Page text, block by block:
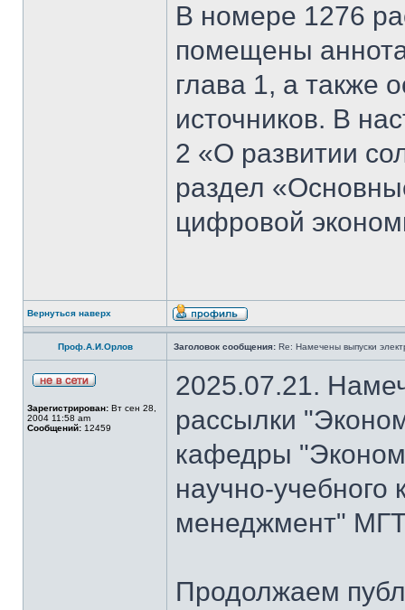
В номере 1276
помещены
глава 1, а также
источников. В
2 «О развитии
раздел
цифровой
Вернуться наверх
Проф.А.И.Орлов Заголовок сообщения: Re: Намечены выпуски
Зарегистрирован: Вт сен 28,
2004 11:58 am
Сообщений: 12459
2025.07.21.
рассылки
кафедры
научно-
менеджмент"
Продолжаем